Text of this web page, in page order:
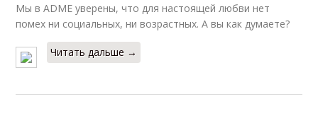
Мы в ADME уверены, что для настоящей любви нет
помех ни социальных, ни возрастных. А вы как думаете?
Читать дальше →